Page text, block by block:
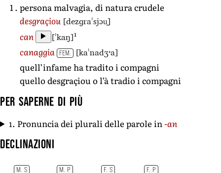
persona malvagia, di natura crudele
desgraçiou [dezɡraˈsjɔu̯]
can [ˈkaŋ]1
canaggia FEM. [kaˈnadʒˑa]
quell’infame ha tradito i compagni
quello desgraçiou o l’à tradio i compagni
Per saperne di più
1. Pronuncia dei plurali delle parole in -an
Declinazioni
M. S M. P F. S F. P